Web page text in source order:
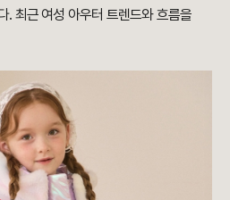
. 최근 여성 아우터 트렌드와 흐름을